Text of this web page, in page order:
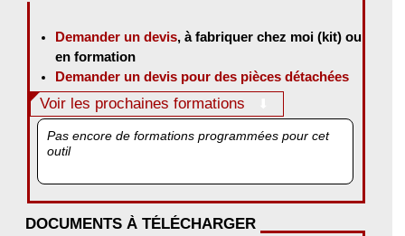
Demander un devis, à fabriquer chez moi (kit) ou
en formation
Demander un devis pour des pièces détachées
Voir les prochaines formations
Pas encore de formations programmées pour cet
outil
DOCUMENTS À TÉLÉCHARGER